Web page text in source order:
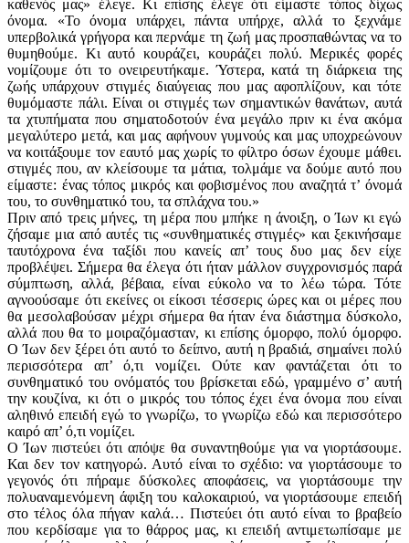
καθενός μας» έλεγε. Κι επίσης έλεγε ότι είμαστε τόπος δίχως
όνομα. «Το όνομα υπάρχει, πάντα υπήρχε, αλλά το ξεχνάμε
υπερβολικά γρήγορα και περνάμε τη ζωή μας προσπαθώντας να το
θυμηθούμε. Κι αυτό κουράζει, κουράζει πολύ. Μερικές φορές
νομίζουμε ότι το ονειρευτήκαμε. Ύστερα, κατά τη διάρκεια της
ζωής υπάρχουν στιγμές διαύγειας που μας αφοπλίζουν, και τότε
θυμόμαστε πάλι. Είναι οι στιγμές των σημαντικών θανάτων, αυτά
τα χτυπήματα που σηματοδοτούν ένα μεγάλο πριν κι ένα ακόμα
μεγαλύτερο μετά, και μας αφήνουν γυμνούς και μας υποχρεώνουν
να κοιτάξουμε τον εαυτό μας χωρίς το φίλτρο όσων έχουμε μάθει.
στιγμές που, αν κλείσουμε τα μάτια, τολμάμε να δούμε αυτό που
είμαστε: ένας τόπος μικρός και φοβισμένος που αναζητά τ’ όνομά
του, το συνθηματικό του, τα σπλάχνα του.»
Πριν από τρεις μήνες, τη μέρα που μπήκε η άνοιξη, ο Ίων κι εγώ
ζήσαμε μια από αυτές τις «συνθηματικές στιγμές» και ξεκινήσαμε
ταυτόχρονα ένα ταξίδι που κανείς απ’ τους δυο μας δεν είχε
προβλέψει. Σήμερα θα έλεγα ότι ήταν μάλλον συγχρονισμός παρά
σύμπτωση, αλλά, βέβαια, είναι εύκολο να το λέω τώρα. Τότε
αγνοούσαμε ότι εκείνες οι είκοσι τέσσερις ώρες και οι μέρες που
θα μεσολαβούσαν μέχρι σήμερα θα ήταν ένα διάστημα δύσκολο,
αλλά που θα το μοιραζόμασταν, κι επίσης όμορφο, πολύ όμορφο.
Ο Ίων δεν ξέρει ότι αυτό το δείπνο, αυτή η βραδιά, σημαίνει πολύ
περισσότερα απ’ ό,τι νομίζει. Ούτε καν φαντάζεται ότι το
συνθηματικό του ονόματός του βρίσκεται εδώ, γραμμένο σ’ αυτή
την κουζίνα, κι ότι ο μικρός του τόπος έχει ένα όνομα που είναι
αληθινό επειδή εγώ το γνωρίζω, το γνωρίζω εδώ και περισσότερο
καιρό απ’ ό,τι νομίζει.
Ο Ίων πιστεύει ότι απόψε θα συναντηθούμε για να γιορτάσουμε.
Και δεν τον κατηγορώ. Αυτό είναι το σχέδιο: να γιορτάσουμε το
γεγονός ότι πήραμε δύσκολες αποφάσεις, να γιορτάσουμε την
πολυαναμενόμενη άφιξη του καλοκαιριού, να γιορτάσουμε επειδή
στο τέλος όλα πήγαν καλά… Πιστεύει ότι αυτό είναι το βραβείο
που κερδίσαμε για το θάρρος μας, κι επειδή αντιμετωπίσαμε με